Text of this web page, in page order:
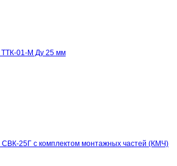
ТТК-01-М Ду 25 мм
СВК-25Г с комплектом монтажных частей (КМЧ)